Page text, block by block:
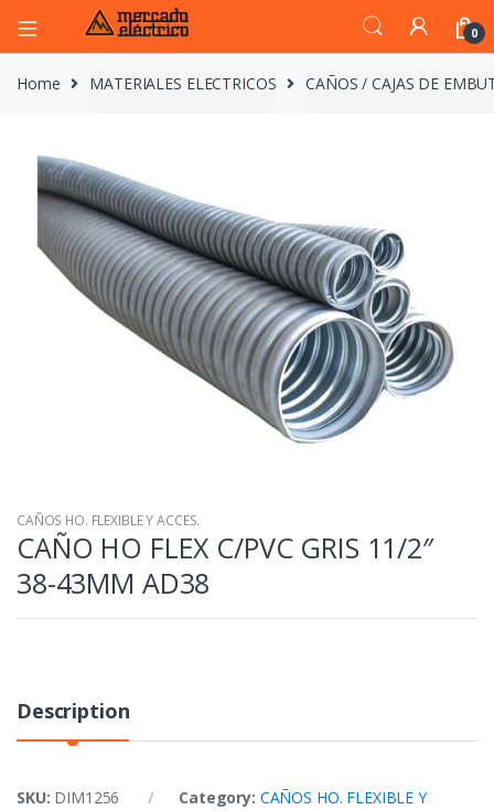
0
Home MATERIALES ELECTRICOS CAÑOS / CAJAS DE
CAÑOS HO. FLEXIBLE Y ACCES.
CAÑO HO FLEX C/PVC GRIS 11/2″
38-43MM AD38
Description
SKU: DIM1256 Category: CAÑOS HO. FLEXIBLE Y